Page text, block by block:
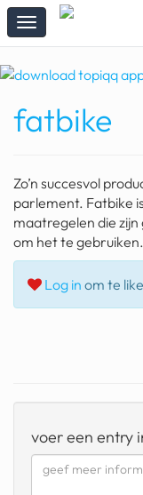
zie
topiqqs
#vandaag
Topiqqs
ark van noach
pokemon kaarten
21.4 procent btw
wibra
fatbike
Zo’n succesvol
parlement. Fatbike
maatregelen die
om het te
Log in om te
voer een entry